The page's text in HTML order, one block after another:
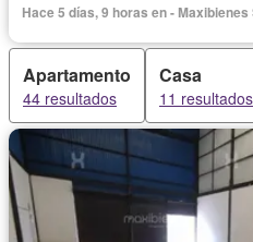
Hace 5 días, 9 horas en - Maxibienes
Apartamento
44 resultados
Casa
11 resultados